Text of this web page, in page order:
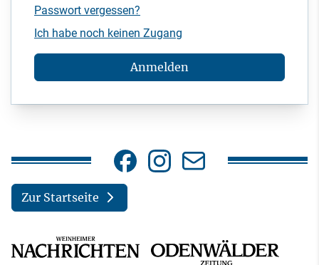
Passwort vergessen?
Ich habe noch keinen Zugang
Anmelden
Zur Startseite